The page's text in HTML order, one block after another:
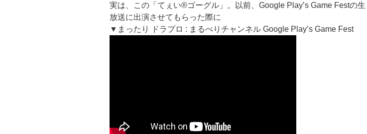
実は、この「てぇい®ゴーグル」。以前、Google Play’s Game Festの生
放送に出演させてもらった際に
▼まったり ドラプロ : まるべりチャンネル Google Play’s Game Fest